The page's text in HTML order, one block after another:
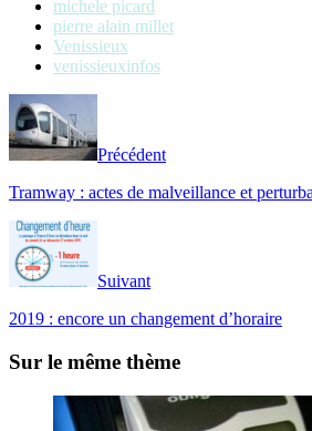
michele picard
pierre alain millet
Venissieux
venissieuxinfos
Précédent
Tramway : actes de malveillance et
Suivant
2019 : encore un changement d’horaire
Sur le même thème